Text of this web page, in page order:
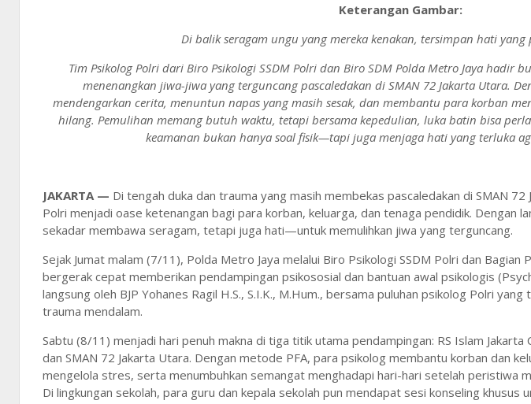
Keterangan Gambar:
Di balik seragam ungu yang mereka kenakan, tersimpan hati
Tim Psikolog Polri dari Biro Psikologi SSDM Polri dan Biro SDM Polda Metro Jaya hadir
menenangkan jiwa-jiwa yang terguncang pascaledakan di SMAN 72 Jakarta Utara.
mendengarkan cerita, menuntun napas yang masih sesak, dan membantu para korban
hilang. Pemulihan memang butuh waktu, tetapi bersama kepedulian, luka batin bisa
keamanan bukan hanya soal fisik—tapi juga menjaga hati yang terluka
JAKARTA — Di tengah duka dan trauma yang masih membekas pascaledakan di SMAN
Polri menjadi oase ketenangan bagi para korban, keluarga, dan tenaga pendidik. Dengan
sekadar membawa seragam, tetapi juga hati—untuk memulihkan jiwa yang terguncang.
Sejak Jumat malam (7/11), Polda Metro Jaya melalui Biro Psikologi SSDM Polri dan Bagian
bergerak cepat memberikan pendampingan psikososial dan bantuan awal psikologis
langsung oleh BJP Yohanes Ragil H.S., S.I.K., M.Hum., bersama puluhan psikolog Polri
trauma mendalam.
Sabtu (8/11) menjadi hari penuh makna di tiga titik utama pendampingan: RS Islam Jakarta
dan SMAN 72 Jakarta Utara. Dengan metode PFA, para psikolog membantu korban dan
mengelola stres, serta menumbuhkan semangat menghadapi hari-hari setelah peristiwa
Di lingkungan sekolah, para guru dan kepala sekolah pun mendapat sesi konseling khusus